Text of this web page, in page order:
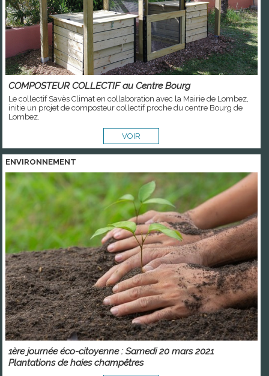
COMPOSTEUR COLLECTIF au Centre Bourg
Le collectif Savès Climat en collaboration avec la Mairie de Lombez,
initie un projet de composteur collectif proche du centre Bourg de
Lombez.
VOIR
ENVIRONNEMENT
1ère journée éco-citoyenne : Samedi 20 mars 2021
Plantations de haies champêtres